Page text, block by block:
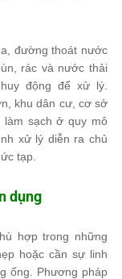
đường thoát nước
rác và nước thải
động để xử lý.
khu dân cư, cơ sở
làm sạch ở quy mô
xử lý diễn ra chủ
tạp.
dụng
hợp trong những
hoặc cần sự linh
ống. Phương pháp